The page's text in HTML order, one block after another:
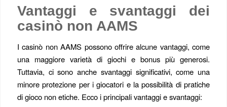
Vantaggi e svantaggi dei
casinò non AAMS
I casinò non AAMS possono offrire alcune vantaggi, come
una maggiore varietà di giochi e bonus più generosi.
Tuttavia, ci sono anche svantaggi significativi, come una
minore protezione per i giocatori e la possibilità di pratiche
di gioco non etiche. Ecco i principali vantaggi e svantaggi: